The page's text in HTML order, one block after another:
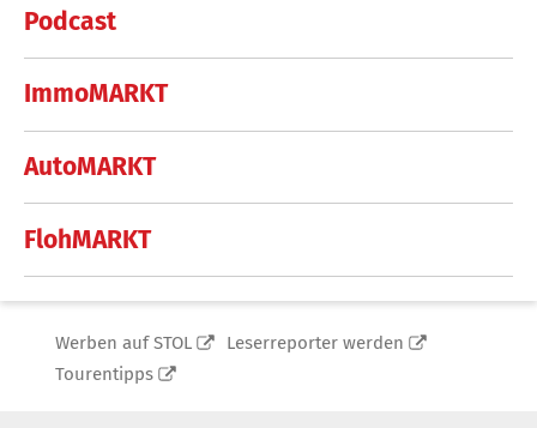
Podcast
ImmoMARKT
AutoMARKT
FlohMARKT
Werben auf STOL
Leserreporter werden
Tourentipps